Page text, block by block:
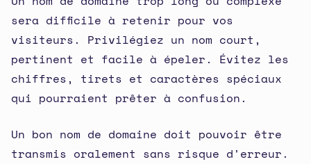
sera difficile à retenir pour vos
visiteurs. Privilégiez un nom court,
pertinent et facile à épeler. Évitez les
chiffres, tirets et caractères spéciaux
qui pourraient prêter à confusion.
Un bon nom de domaine doit pouvoir être
transmis oralement sans risque d'erreur.